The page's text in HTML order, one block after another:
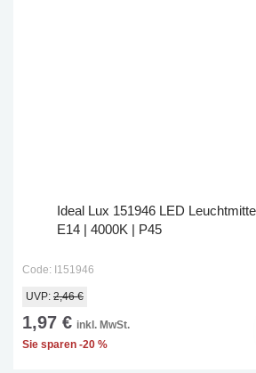
Ideal Lux 151946 LED
E14 | 4000K | P45
Code: I151946
UVP: 2,46 €
1,97 € inkl. MwSt.
Sie sparen -20 %